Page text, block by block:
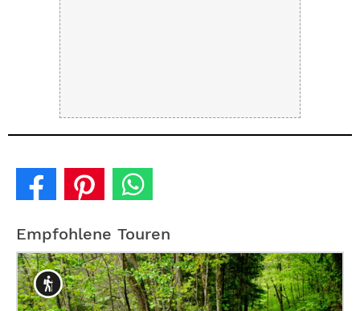
Empfohlene Touren